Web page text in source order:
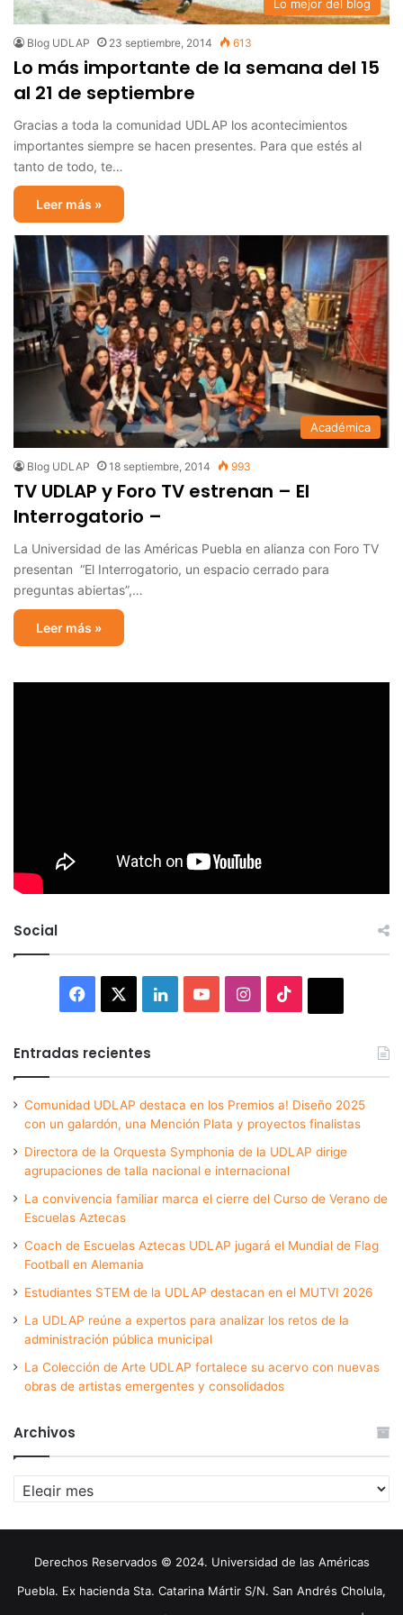
Lo mejor del blog
Blog UDLAP 23 septiembre, 2014 613
Lo más importante de la semana del 15
al 21 de septiembre
Gracias a toda la comunidad UDLAP los acontecimientos
importantes siempre se hacen presentes. Para que estés al
tanto de todo, te…
Leer más »
Académica
Blog UDLAP 18 septiembre, 2014 993
TV UDLAP y Foro TV estrenan – El
Interrogatorio –
La Universidad de las Américas Puebla en alianza con Foro TV
presentan “El Interrogatorio, un espacio cerrado para
preguntas abiertas”,…
Leer más »
Social
Facebook LinkedInYouTubeInstagram
Entradas recientes
Comunidad UDLAP destaca en los Premios a! Diseño 2025
con un galardón, una Mención Plata y proyectos finalistas
Directora de la Orquesta Symphonia de la UDLAP dirige
agrupaciones de talla nacional e internacional
La convivencia familiar marca el cierre del Curso de Verano de
Escuelas Aztecas
Coach de Escuelas Aztecas UDLAP jugará el Mundial de Flag
Football en Alemania
Estudiantes STEM de la UDLAP destacan en el MUTVI 2026
La UDLAP reúne a expertos para analizar los retos de la
administración pública municipal
La Colección de Arte UDLAP fortalece su acervo con nuevas
obras de artistas emergentes y consolidados
Archivos
Archivos
Derechos Reservados © 2024. Universidad de las Américas
Puebla. Ex hacienda Sta. Catarina Mártir S/N. San Andrés Cholula,